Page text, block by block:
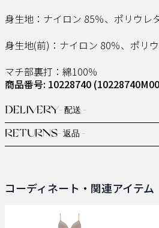
身生地：ナイロン 85％、ポリウレ
身生地(前)：ナイロン 80％、ポリ
マチ部裏打：綿100％
商品番号: 10228740
DELIVERY- 配送 -
RETURNS- 返品 -
コーディネート・関連アイテム